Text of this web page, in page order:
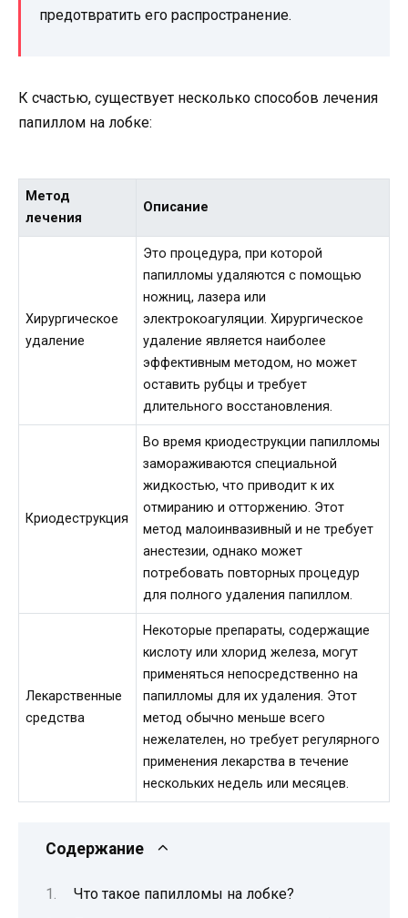
предотвратить его распространение.
К счастью, существует несколько способов лечения
папиллом на лобке:
Метод
лечения
Описание
Хирургическое
удаление
Это процедура, при которой
папилломы удаляются с помощью
ножниц, лазера или
электрокоагуляции. Хирургическое
удаление является наиболее
эффективным методом, но может
оставить рубцы и требует
длительного восстановления.
Криодеструкция
Во время криодеструкции папилломы
замораживаются специальной
жидкостью, что приводит к их
отмиранию и отторжению. Этот
метод малоинвазивный и не требует
анестезии, однако может
потребовать повторных процедур
для полного удаления папиллом.
Лекарственные
средства
Некоторые препараты, содержащие
кислоту или хлорид железа, могут
применяться непосредственно на
папилломы для их удаления. Этот
метод обычно меньше всего
нежелателен, но требует регулярного
применения лекарства в течение
нескольких недель или месяцев.
Содержание
Что такое папилломы на лобке?